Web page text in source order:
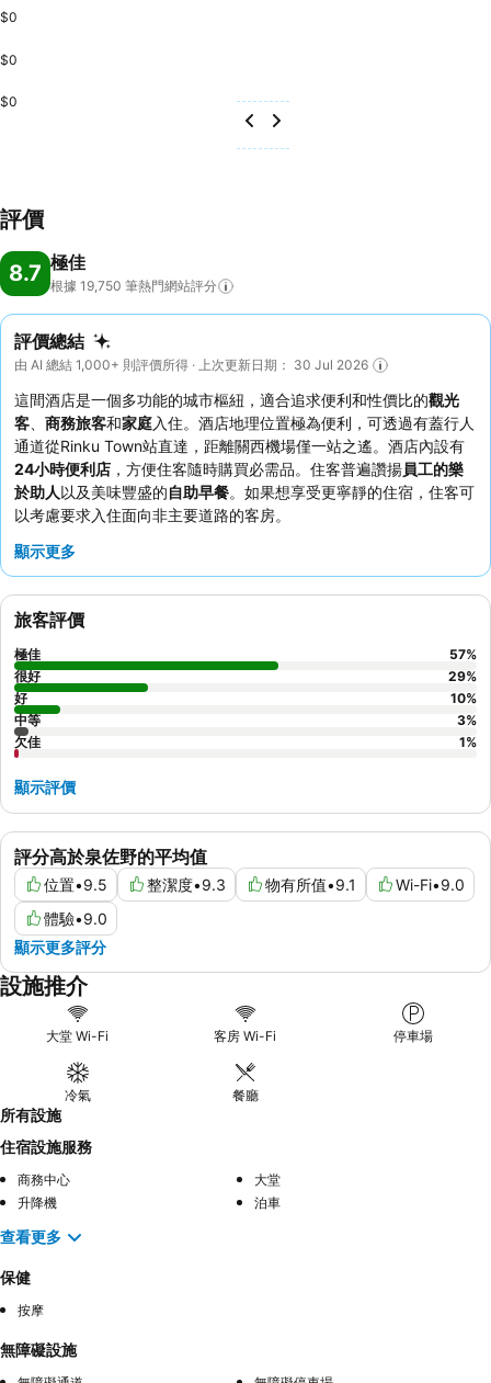
$0
$0
$0
評價
8.7 極佳
根據 19,750 筆熱門網站評分
評價總結
由 AI 總結 1,000+ 則評價所得 · 上次更新日期： 30 Jul 2026
這間酒店是一個多功能的城市樞紐，適合追求便利和性價比的觀光
客
商務旅客和家庭入住。酒店地理位置極為便利，可透過有蓋行人
通道從Rinku Town站直達，距離關西機場僅一站之遙。酒店內設有
24小時便利店 ，方便住客隨時購買必需品。住客普遍讚揚員工的樂
於助人以及美味豐盛的自助早餐。如果想享受更寧靜的住宿，住客可
以考慮要求入住面向非主要道路的客房。
顯示更多
評分高於泉佐野的平均值
位置•9.5 整潔度•9.3 物有所值•9.1 Wi-Fi•9.0
體驗•9.0
顯示更多評分
旅客評價
極佳 57%
很好
29%
好
10%
中等
3%
欠佳
1%
顯示評價
設施推介
大堂 Wi-Fi 客房 Wi-Fi 停車場
冷氣 餐廳
所有設施
住宿設施服務
商務中心
大堂
升降機
泊車
查看更多
保健
按摩
無障礙設施